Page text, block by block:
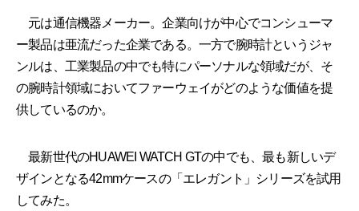
元は通信機器メーカー。企業向けが中心でコンシューマ
ー製品は亜流だった企業である。一方で腕時計というジャ
ンルは、工業製品の中でも特にパーソナルな領域だが、そ
の腕時計領域においてファーウェイがどのような価値を提
供しているのか。
最新世代のHUAWEI WATCH GTの中でも、最も新しいデ
ザインとなる42mmケースの「エレガント」シリーズを試用
してみた。